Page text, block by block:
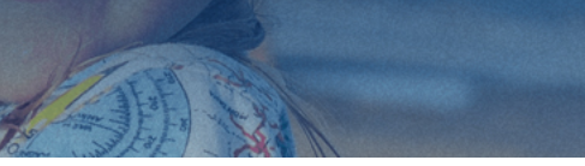
Παθήσεων
Συμβούλιο Εθελοντισμού
Ασθενών Κύπρου
Βίντεο
Ραδιοφωνικές Διαφημίσεις
Διαφημίσεις / Φυλλάδια
Τα Τραγούδια
Περισσότερα